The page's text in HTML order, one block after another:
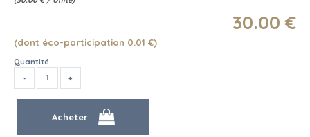
30.00 €
(dont éco-participation 0.01 €)
Quantité